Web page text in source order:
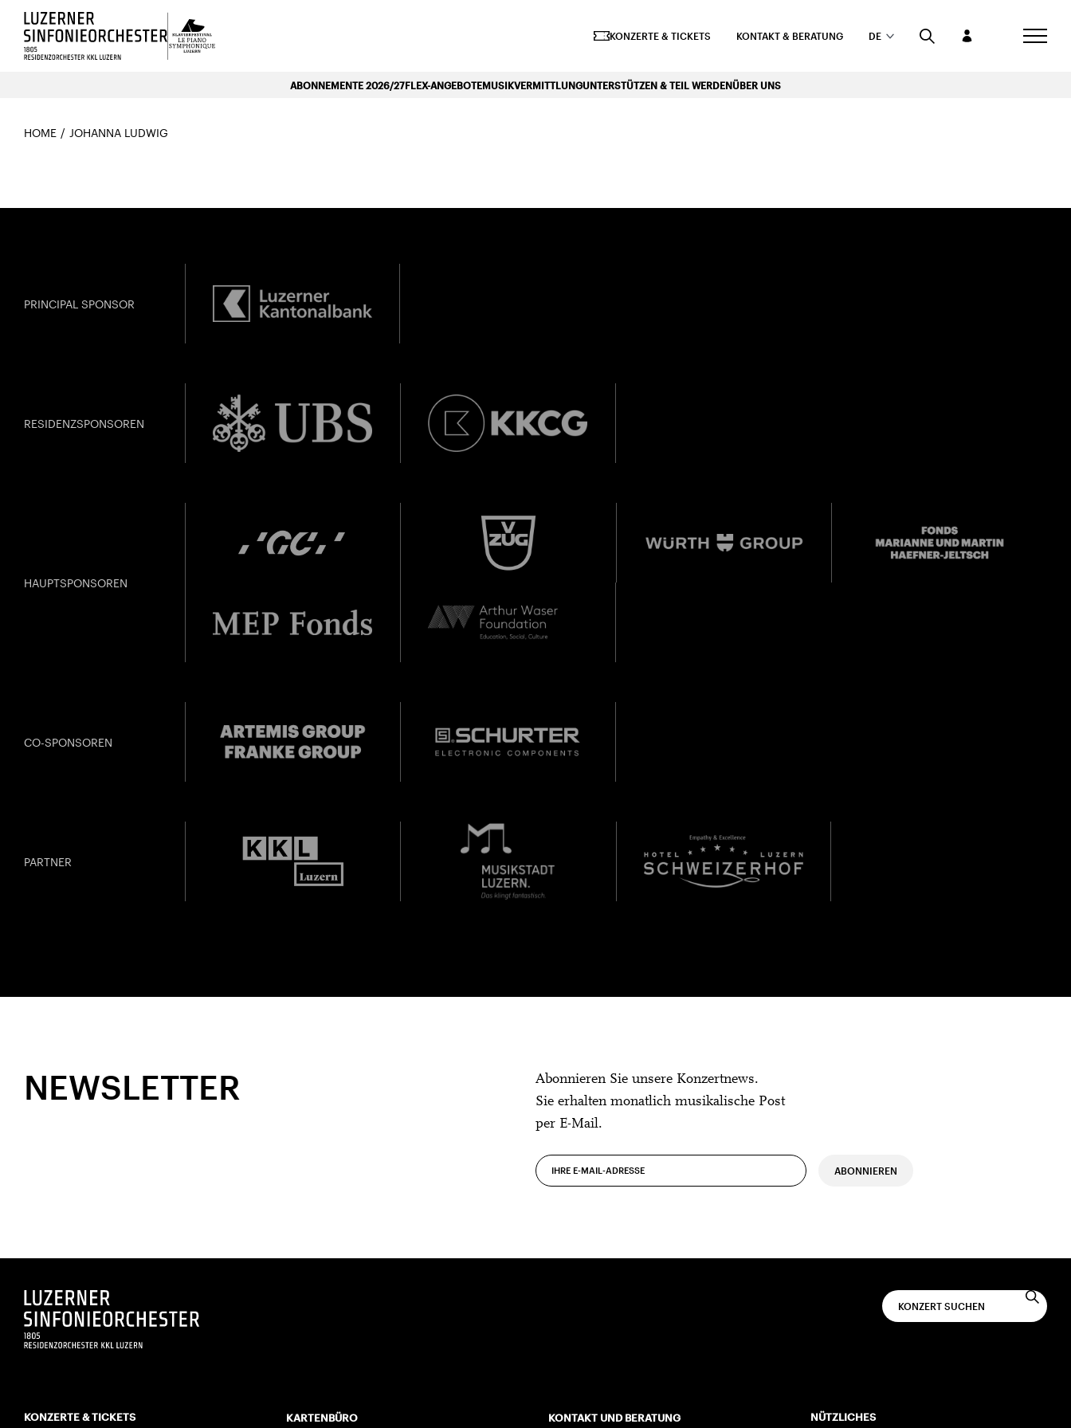
Luzerns Klavierfestival «Le Piano Symphonique»
KONZERTE & TICKETS KONTAKT & BERATUNG DE
ABONNEMENTE 2026/27FLEX-ANGEBOTEMUSIKVERMITTLUNGUNTERSTÜTZEN & TEIL WERDENÜBER UNS
HOME JOHANNA LUDWIG
PRINCIPAL SPONSOR
RESIDENZSPONSOREN
HAUPTSPONSOREN
CO-SPONSOREN
PARTNER
NEWSLETTER
Abonnieren Sie unsere Konzertnews.
Sie erhalten monatlich musikalische Post
per E-Mail.
ABONNIEREN
KONZERTE & TICKETS KARTENBÜRO KONTAKT UND BERATUNG NÜTZLICHES